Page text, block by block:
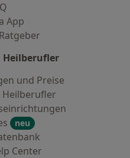
App
Heilberufler
und Preise
Heilberufler
neu
Center